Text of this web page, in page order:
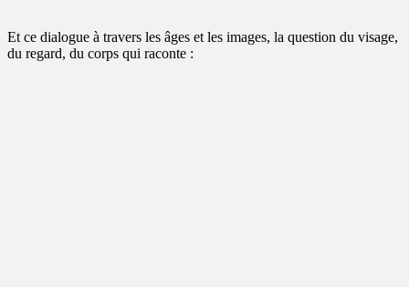
Et ce dialogue à travers les âges et les images, la question du visage,
du regard, du corps qui raconte :